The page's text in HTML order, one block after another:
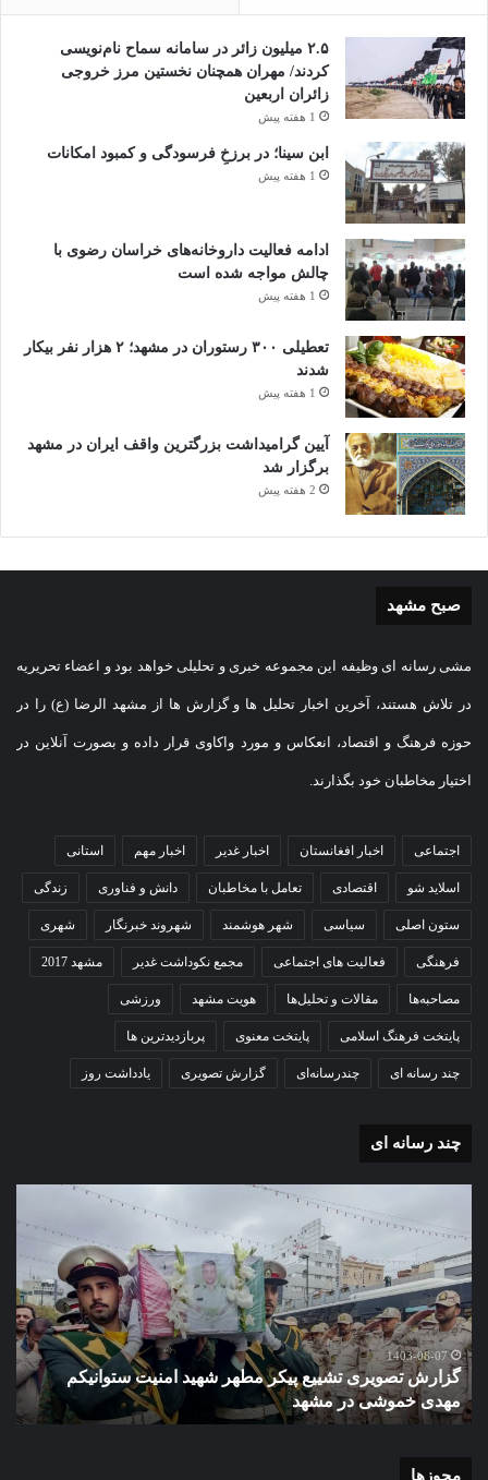
۲.۵ میلیون زائر در سامانه سماح نام‌نویسی
کردند/ مهران همچنان نخستین مرز خروجی
زائران اربعین
1 هفته پیش
ابن سینا؛ در برزخِ فرسودگی و کمبود امکانات
1 هفته پیش
ادامه فعالیت داروخانه‌های خراسان رضوی با
چالش مواجه شده است
1 هفته پیش
تعطیلی ۳۰۰ رستوران در مشهد؛ ۲ هزار نفر بیکار
شدند
1 هفته پیش
آیین گرامیداشت بزرگترین واقف ایران در مشهد
برگزار شد
2 هفته پیش
صبح مشهد
مشی رسانه ای وظیفه این مجموعه خبری و تحلیلی خواهد بود و اعضاء تحریریه
در تلاش هستند، آخرین اخبار تحلیل ها و گزارش ها از مشهد الرضا (ع) را در
حوزه فرهنگ و اقتصاد، انعکاس و مورد واکاوی قرار داده و بصورت آنلاین در
اختیار مخاطبان خود بگذارند.
اجتماعی اخبار افغانستان اخبار غدیر اخبار مهم استانی
اسلاید شو اقتصادی تعامل با مخاطبان دانش و فناوری زندگی
ستون اصلی سیاسی شهر هوشمند شهروند خبرنگار شهری
فرهنگی فعالیت های اجتماعی مجمع نکوداشت غدیر مشهد 2017
مصاحبه‌ها مقالات و تحلیل‌ها هویت مشهد ورزشی
پایتخت فرهنگ اسلامی پایتخت معنوی پربازدیدترین ها
چند رسانه ای چندرسانه‌ای گزارش تصویری یادداشت روز
چند رسانه ای
تشییع
پیکر
مطهر
شهید
امنیت
ستوانیکم
مهدی
خموشی
در
1403-08-07
گزارش تصویری تشییع پیکر مطهر شهید امنیت ستوانیکم
مهدی خموشی در مشهد
با
مجوزها